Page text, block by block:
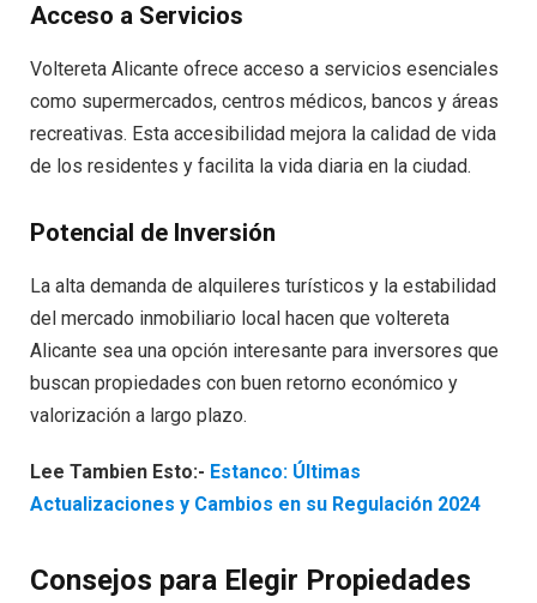
Acceso a Servicios
Voltereta Alicante ofrece acceso a servicios esenciales
como supermercados, centros médicos, bancos y áreas
recreativas. Esta accesibilidad mejora la calidad de vida
de los residentes y facilita la vida diaria en la ciudad.
Potencial de Inversión
La alta demanda de alquileres turísticos y la estabilidad
del mercado inmobiliario local hacen que voltereta
Alicante sea una opción interesante para inversores que
buscan propiedades con buen retorno económico y
valorización a largo plazo.
Lee Tambien Esto:- Estanco: Últimas
Actualizaciones y Cambios en su Regulación 2024
Consejos para Elegir Propiedades